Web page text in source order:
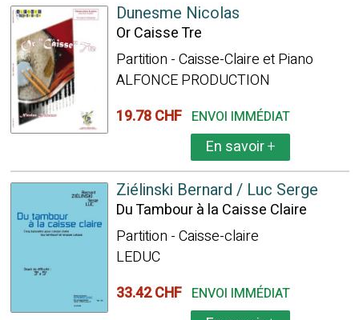
Dunesme Nicolas
Or Caisse Tre
Partition - Caisse-Claire et Piano
ALFONCE PRODUCTION
19.78 CHF ENVOI IMMÉDIAT
En savoir+
Ziélinski Bernard / Luc Serge
Du Tambour à la Caisse Claire
Partition - Caisse-claire
LEDUC
33.42 CHF ENVOI IMMÉDIAT